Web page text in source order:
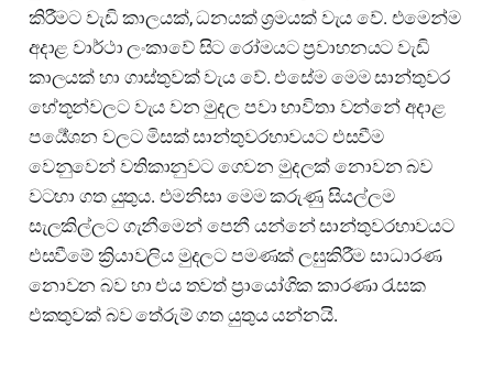
කිරීමට වැඩි කාලයක්, ධනයක් ශ්‍රමයක් වැය වේ. එමෙන්ම
අදාළ වාර්ථා ලංකාවේ සිට රෝමයට ප්‍රවාහනයට වැඩි
කාලයක් හා ගාස්තුවක් වැය වේ. එසේම මෙම සාන්තුවර
හේතූන්වලට වැය වන මුදල පවා භාවිතා වන්නේ අදාළ
පර්‍යේශන වලට මිසක් සාන්තුවරභාවයට එසවීම
වෙනුවෙන් වතිකානුවට ගෙවන මුදලක් නොවන බව
වටහා ගත යුතුය. එමනිසා මෙම කරුණු සියල්ලම
සැලකිල්ලට ගැනීමෙන් පෙනී යන්නේ සාන්තුවරභාවයට
එසවීමේ ක්‍රියාවලිය මුදලට පමණක් ලඝුකිරීම සාධාරණ
නොවන බව හා එය තවත් ප්‍රායෝගික කාරණා රැසක
එකතුවක් බව තේරුම් ගත යුතුය යන්නයි.